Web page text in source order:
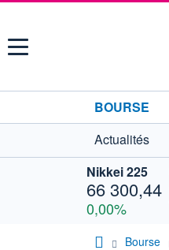
Menu
BOURSE
Actualités
Nikkei 225
66 300,44
0,00%
Bourse